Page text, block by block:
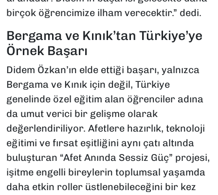
birçok öğrencimize ilham verecektir.” dedi.
Bergama ve Kınık’tan Türkiye’ye
Örnek Başarı
Didem Özkan’ın elde ettiği başarı, yalnızca
Bergama ve Kınık için değil, Türkiye
genelinde özel eğitim alan öğrenciler adına
da umut verici bir gelişme olarak
değerlendiriliyor. Afetlere hazırlık, teknoloji
eğitimi ve fırsat eşitliğini aynı çatı altında
buluşturan “Afet Anında Sessiz Güç” projesi,
işitme engelli bireylerin toplumsal yaşamda
daha etkin roller üstlenebileceğini bir kez